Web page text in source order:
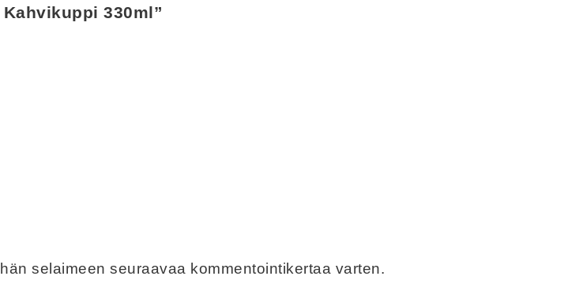
330ml”
selaimeen seuraavaa kommentointikertaa varten.